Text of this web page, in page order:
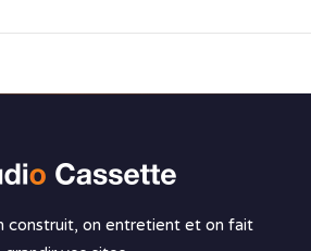
construit, on entretient et on fait